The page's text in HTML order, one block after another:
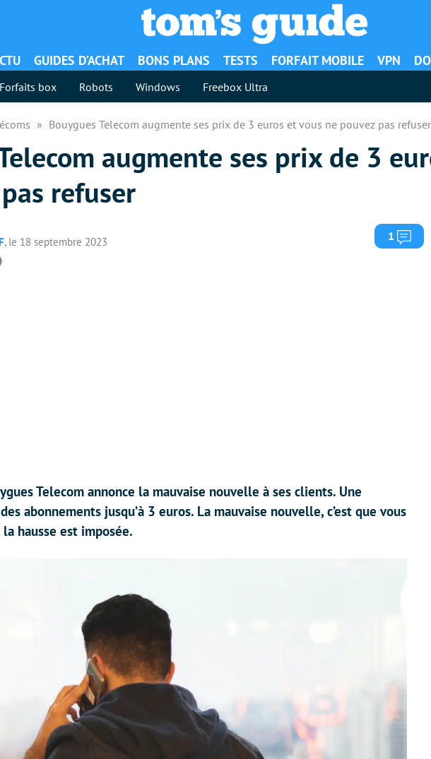
GUIDES D’ACHAT BONS PLANS TESTS FORFAIT MOBILE VPN
Forfaits box Robots Windows Freebox Ultra
Bouygues Telecom augmente ses prix de 3 euros et vous ne pouvez pas refuser
augmente ses prix de 3
refuser
, le 18 septembre 2023 1
Telecom annonce la mauvaise nouvelle à ses clients. Une
abonnements jusqu’à 3 euros. La mauvaise nouvelle, c’est que vous
hausse est imposée.